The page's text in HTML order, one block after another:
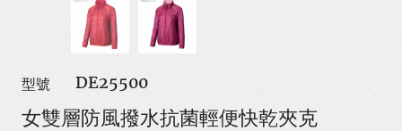
型號 DE25500
女雙層防風撥水抗菌輕便快乾夾克